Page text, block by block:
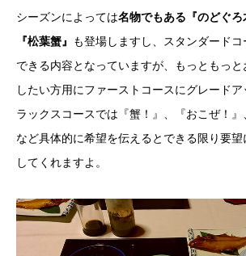
シーズンによっては名物でもある『のどぐ
『松葉蟹』
も登場しますし、スタンダード
できる内容となっていますが、もっともっ
したい方用にファーストコースにグレード
ラックスコースでは『蟹！』、『おこぜ！
など具体的に希望を伝えるとできる限り要
してくれますよ。